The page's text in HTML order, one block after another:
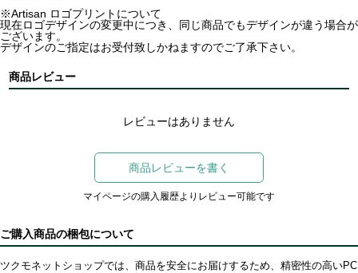
※Artisan ロゴプリントについて
現在ロゴデザインの変更中につき、同じ商品でもデザインが違う場合が
ございます。
デザインのご指定はお受付致しかねますのでご了承下さい。
商品レビュー
レビューはありません
商品レビューを書く
マイページの購入履歴よりレビュー可能です
ご購入商品の梱包について
ツクモネットショップでは、商品を安全にお届けするため、精密性の高いPC